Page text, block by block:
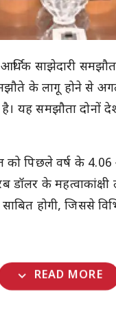
साझेदारी
के लागू होने से
यह समझौता दोनों
को पिछले वर्ष के
के महत्वाकांक्षी
होगी, जिससे
expand_more READ MORE